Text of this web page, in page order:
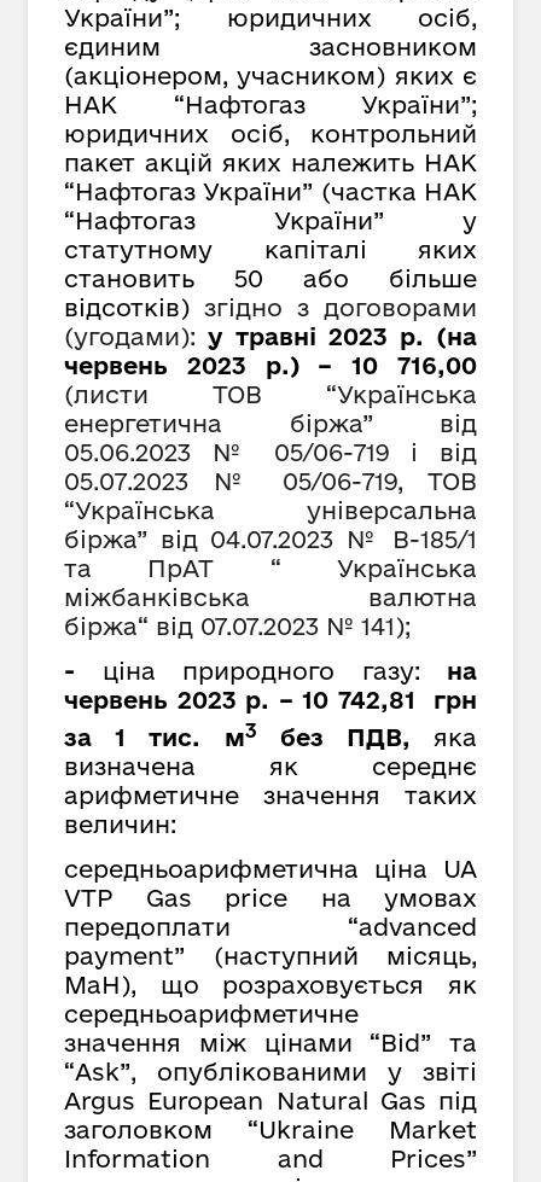
України”; юридичних осіб,
єдиним засновником
(акціонером, учасником) яких є
НАК “Нафтогаз України”;
юридичних осіб, контрольний
пакет акцій яких належить НАК
“Нафтогаз України” (частка НАК
“Нафтогаз України” у
статутному капіталі яких
становить 50 або більше
відсотків) згідно з договорами
(угодами): у травні 2023 р. (на
червень 2023 р.) – 10 716,00
(листи ТОВ “Українська
енергетична біржа” від
05.06.2023 №
05/06-719
і від
05.07.2023 №
05/06-719, ТОВ
“Українська універсальна
біржа” від 04.07.2023 № В-185/1
та ПрАТ “Українська
міжбанківська валютна
біржа“ від 07.07.2023 № 141);
- ціна природного газу: на
червень 2023 р. – 10 742,81 грн
за 1 тис. м3 без ПДВ, яка
визначена як середнє
арифметичне значення таких
величин:
середньоарифметична ціна UA
VTP Gas price на умовах
передоплати “advanced
payment” (наступний місяць,
MaH), що розраховується як
cередньоарифметичне
значення між цінами “Bid” та
“Ask”, опублікованими у звіті
Argus European Natural Gas під
заголовком “Ukraine Market
Information and Prices”